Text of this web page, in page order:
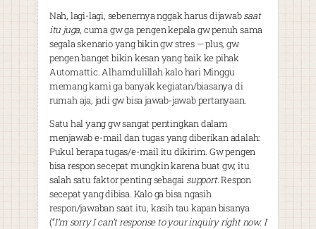
Nah, lagi-lagi, sebenernya nggak harus dijawabsaat
itu juga, cuma gw ga pengen kepala gw penuh sama
segala skenario yang bikin gw stres — plus, gw
pengen banget bikin kesan yang baik ke pihak
Automattic. Alhamdulillah kalo hari Minggu
memang kami ga banyak kegiatan/biasanya di
rumah aja, jadi gw bisa jawab-jawab pertanyaan.
Satu hal yang gw sangat pentingkan dalam
menjawab e-mail dan tugas yang diberikan adalah:
Pukul berapa tugas/e-mail itu dikirim. Gw pengen
bisa respon secepat mungkin karena buat gw, itu
salah satu faktor penting sebagai support. Respon
secepat yang dibisa. Kalo ga bisa ngasih
respon/jawaban saat itu, kasih tau kapan bisanya
(“I’m sorry I can’t response to your inquiry right now. I